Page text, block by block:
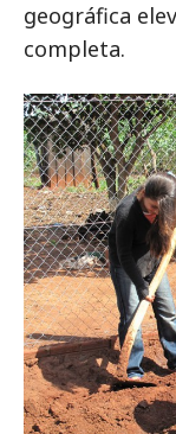
geográfica
completa.